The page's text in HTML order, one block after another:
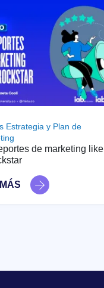
Estrategia y Plan de
de marketing like